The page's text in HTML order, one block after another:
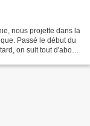
nous projette dans la
Passé le début du
on suit tout d'abord